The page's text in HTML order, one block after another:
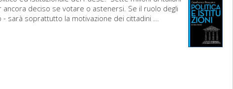
deciso se votare o astenersi. Se il ruolo degli
sarà soprattutto la motivazione dei cittadini ...